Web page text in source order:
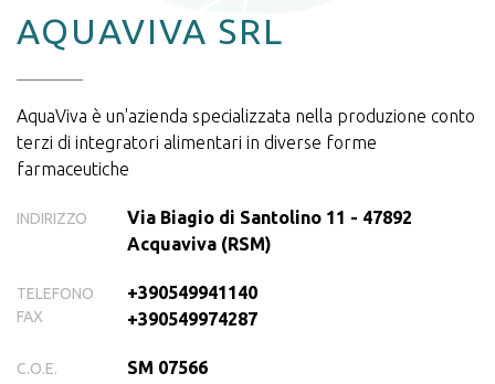
AQUAVIVA SRL
AquaViva è un'azienda specializzata nella produzione conto
terzi di integratori alimentari in diverse forme
farmaceutiche
INDIRIZZO
Via Biagio di Santolino 11 - 47892
Acquaviva (RSM)
TELEFONO
FAX
+390549941140
+390549974287
C.O.E. SM 07566